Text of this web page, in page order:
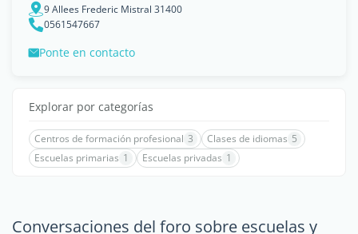
9 Allees Frederic Mistral 31400
0561547667
Ponte en contacto
Explorar por categorías
Centros de formación profesional 3 Clases de idiomas 5
Escuelas primarias 1 Escuelas privadas 1
Conversaciones del foro sobre escuelas y